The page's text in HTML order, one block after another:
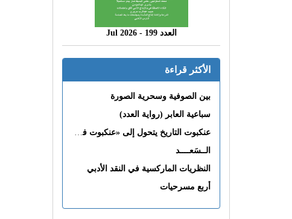
العدد 199 - 2026 Jul
الأكثر قراءة
بين الصوفية وسحرية الصورة
سباعية العابر (رواية العدد)
عنكبوت التاريخ يتحول إلى «عنكبوت فى القلب»
الــسَعــــد
النظريات الماركسية في النقد الأدبي
أربع مسرحيات